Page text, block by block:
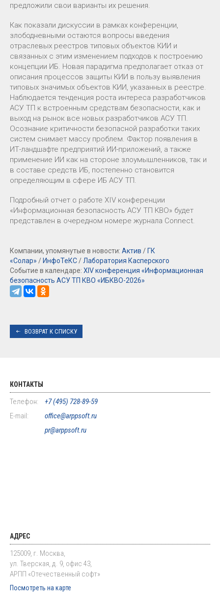
предложили свои варианты их решения.
Как показали дискуссии в рамках конференции,
злободневными остаются вопросы введения
отраслевых реестров типовых объектов КИИ и
связанных с этим изменением подходов к построению
концепции ИБ. Новая парадигма предполагает отказ от
описания процессов защиты КИИ в пользу выявления
типовых значимых объектов КИИ, указанных в реестре.
Наблюдается тенденция роста интереса разработчиков
АСУ ТП к встроенным средствам безопасности, как и
выход на рынок все новых разработчиков АСУ ТП.
Осознание критичности безопасной разработки таких
систем снимает массу проблем. Фактор появления в
ИТ-ландшафте предприятий ИИ-приложений, а также
применение ИИ как на стороне злоумышленников, так и
в составе средств ИБ, постепенно становится
определяющим в сфере ИБ АСУ ТП.
Подробный отчет о работе XIV конференции
«Информационная безопасность АСУ ТП КВО» будет
представлен в очередном номере журнала Connect.
Компании, упомянутые в новости: Актив / ГК
«Солар» / ИнфоТеКС / Лаборатория Касперского
Событие в календаре: XIV конференция «Информационная
безопасность АСУ ТП КВО «ИБКВО-2026»
ВОЗВРАТ К СПИСКУ
КОНТАКТЫ
Телефон:
+7 (495) 728-89-59
E-mail:
office@arppsoft.ru
pr@arppsoft.ru
АДРЕС
125009, г. Москва,
ул. Тверская, д. 9, офис 43,
АРПП «Отечественный софт»
Посмотреть на карте